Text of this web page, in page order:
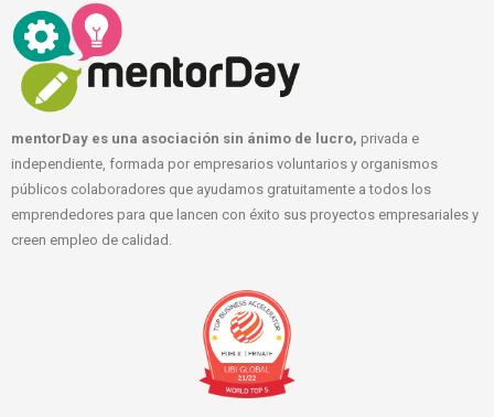
mentorDay es una asociación sin ánimo de lucro, privada e
independiente, formada por empresarios voluntarios y organismos
públicos colaboradores que ayudamos gratuitamente a todos los
emprendedores para que lancen con éxito sus proyectos empresariales y
creen empleo de calidad.